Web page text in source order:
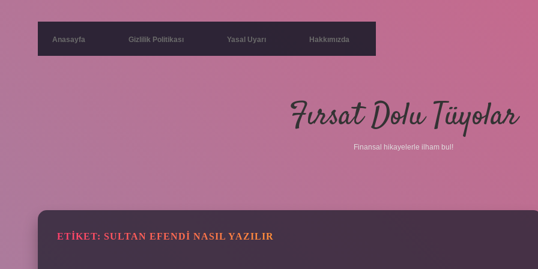
Anasayfa Gizlilik Politikası Yasal Uyarı Hakkımızda
Fırsat Dolu Tüyolar
Finansal hikayelerle ilham bul!
ETIKET: SULTAN EFENDI NASIL YAZILIR